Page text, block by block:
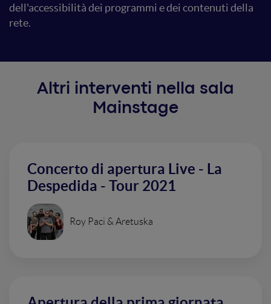
dell'accessibilità dei programmi e dei contenuti della
rete.
Altri interventi nella sala
Mainstage
Concerto di apertura Live - La
Despedida - Tour 2021
Roy Paci & Aretuska